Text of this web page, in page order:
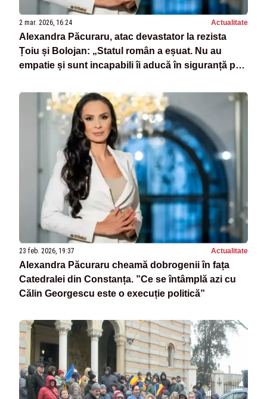
2 mar. 2026, 16:24 Actualitate
Alexandra Păcuraru, atac devastator la rezista
Țoiu și Bolojan: „Statul român a eșuat. Nu au
empatie și sunt incapabili îi aducă în siguranță pe
23 feb. 2026, 19:37 Actualitate
Alexandra Păcuraru cheamă dobrogenii în fața
Catedralei din Constanța. ”Ce se întâmplă azi cu
Călin Georgescu este o execuție politică”